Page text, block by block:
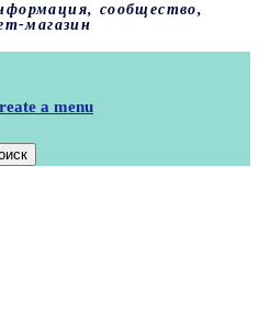
сообщество,
магазин
a menu